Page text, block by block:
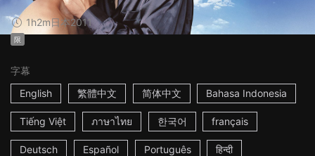
1h2m日本2011
限
字幕
English
繁體中文 简体中文 Bahasa Indonesia
Tiếng Việt ภาษาไทย 한국어 français
Deutsch Español Português हिन्दी